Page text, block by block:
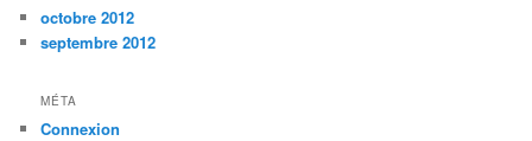
octobre 2012
septembre 2012
MÉTA
Connexion